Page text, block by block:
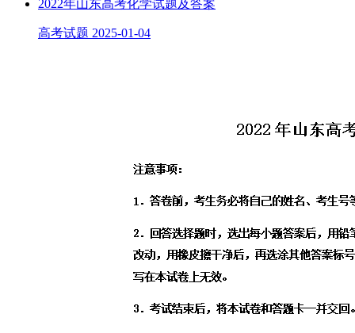
2022年山东高考化学试题及答案
高考试题 2025-01-04